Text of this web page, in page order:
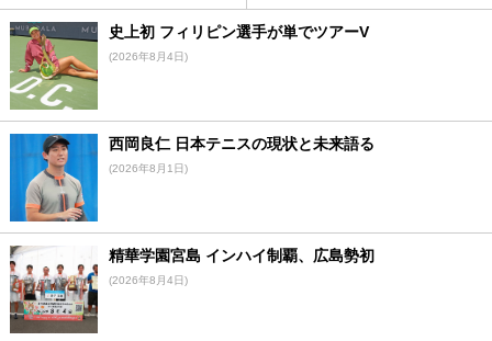
史上初 フィリピン選手が単でツアーV
(2026年8月4日)
西岡良仁 日本テニスの現状と未来語る
(2026年8月1日)
精華学園宮島 インハイ制覇、広島勢初
(2026年8月4日)